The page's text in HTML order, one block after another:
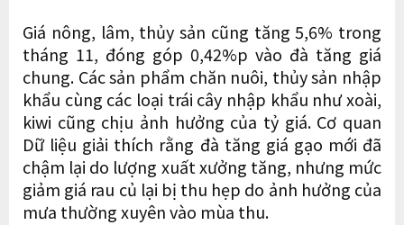
Giá nông, lâm, thủy sản cũng tăng 5,6% trong
tháng 11, đóng góp 0,42%p vào đà tăng giá
chung. Các sản phẩm chăn nuôi, thủy sản nhập
khẩu cùng các loại trái cây nhập khẩu như xoài,
kiwi cũng chịu ảnh hưởng của tỷ giá. Cơ quan
Dữ liệu giải thích rằng đà tăng giá gạo mới đã
chậm lại do lượng xuất xưởng tăng, nhưng mức
giảm giá rau củ lại bị thu hẹp do ảnh hưởng của
mưa thường xuyên vào mùa thu.